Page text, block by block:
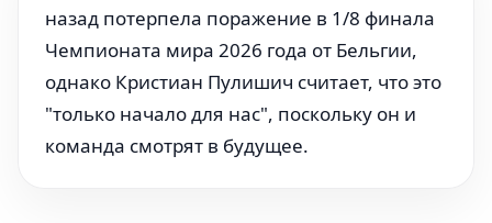
назад потерпела поражение в 1/8 финала
Чемпионата мира 2026 года от Бельгии,
однако Кристиан Пулишич считает, что это
"только начало для нас", поскольку он и
команда смотрят в будущее.